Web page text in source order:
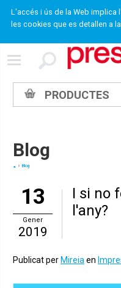
L'accés i ús de la Web
les cookies que es detallen a la
PRODUCTES
Blog
Blog
13
Gener
2019
I si no
l'any?
Publicat per Mireiaen